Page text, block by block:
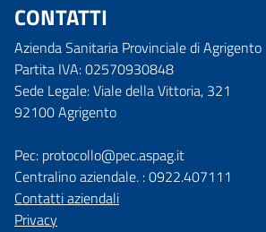
CONTATTI
Azienda Sanitaria Provinciale di Agrigento
Partita IVA: 02570930848
Sede Legale: Viale della Vittoria, 321
92100 Agrigento
Pec: protocollo@pec.aspag.it
Centralino aziendale. : 0922.407111
Contatti aziendali
Privacy